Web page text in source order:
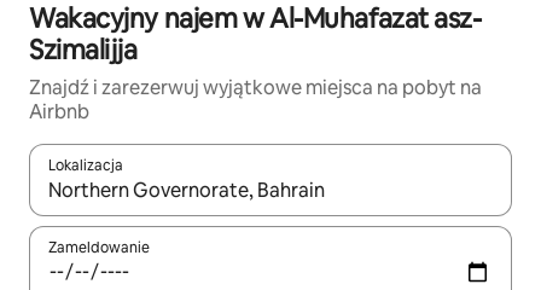
Wakacyjny najem w Al-Muhafazat asz-
Szimalijja
Znajdź i zarezerwuj wyjątkowe miejsca na pobyt na
Airbnb
Lokalizacja
Gdy wyniki będą dostępne, możesz poruszać się po nich za
Zameldowanie